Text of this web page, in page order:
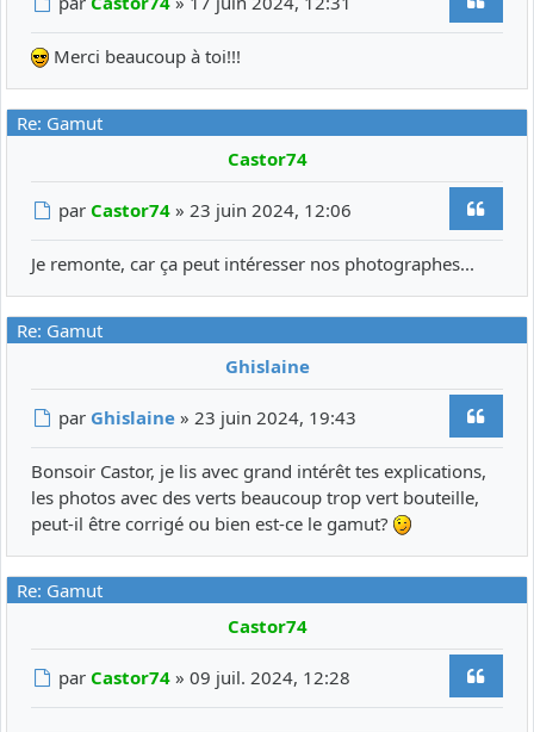
Merci beaucoup à toi!!!
Re: Gamut
Castor74
Message
par Castor74 »23 juin 2024, 12:06
Je remonte, car ça peut intéresser nos photographes...
Re: Gamut
Ghislaine
Message
par Ghislaine »23 juin 2024, 19:43
Bonsoir Castor, je lis avec grand intérêt tes explications,
les photos avec des verts beaucoup trop vert bouteille,
peut-il être corrigé ou bien est-ce le gamut?
Re: Gamut
Castor74
Message
par Castor74 »09 juil. 2024, 12:28